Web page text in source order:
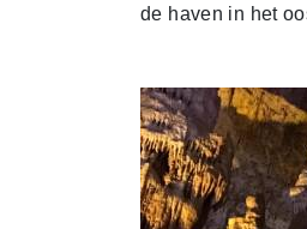
de haven in het